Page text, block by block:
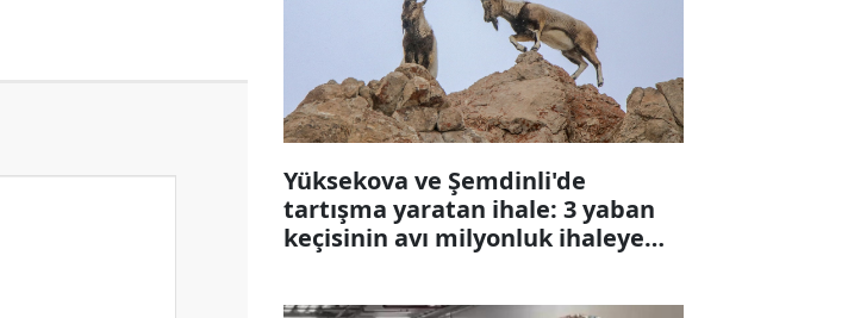
Yüksekova ve Şemdinli'de
tartışma yaratan ihale: 3 yaban
keçisinin avı milyonluk ihaleye